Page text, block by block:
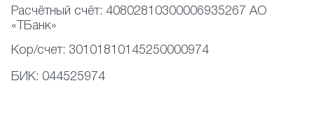
Расчётный счёт: 40802810300006935267 АО
«ТБанк»
Кор/счет: 30101810145250000974
БИК: 044525974